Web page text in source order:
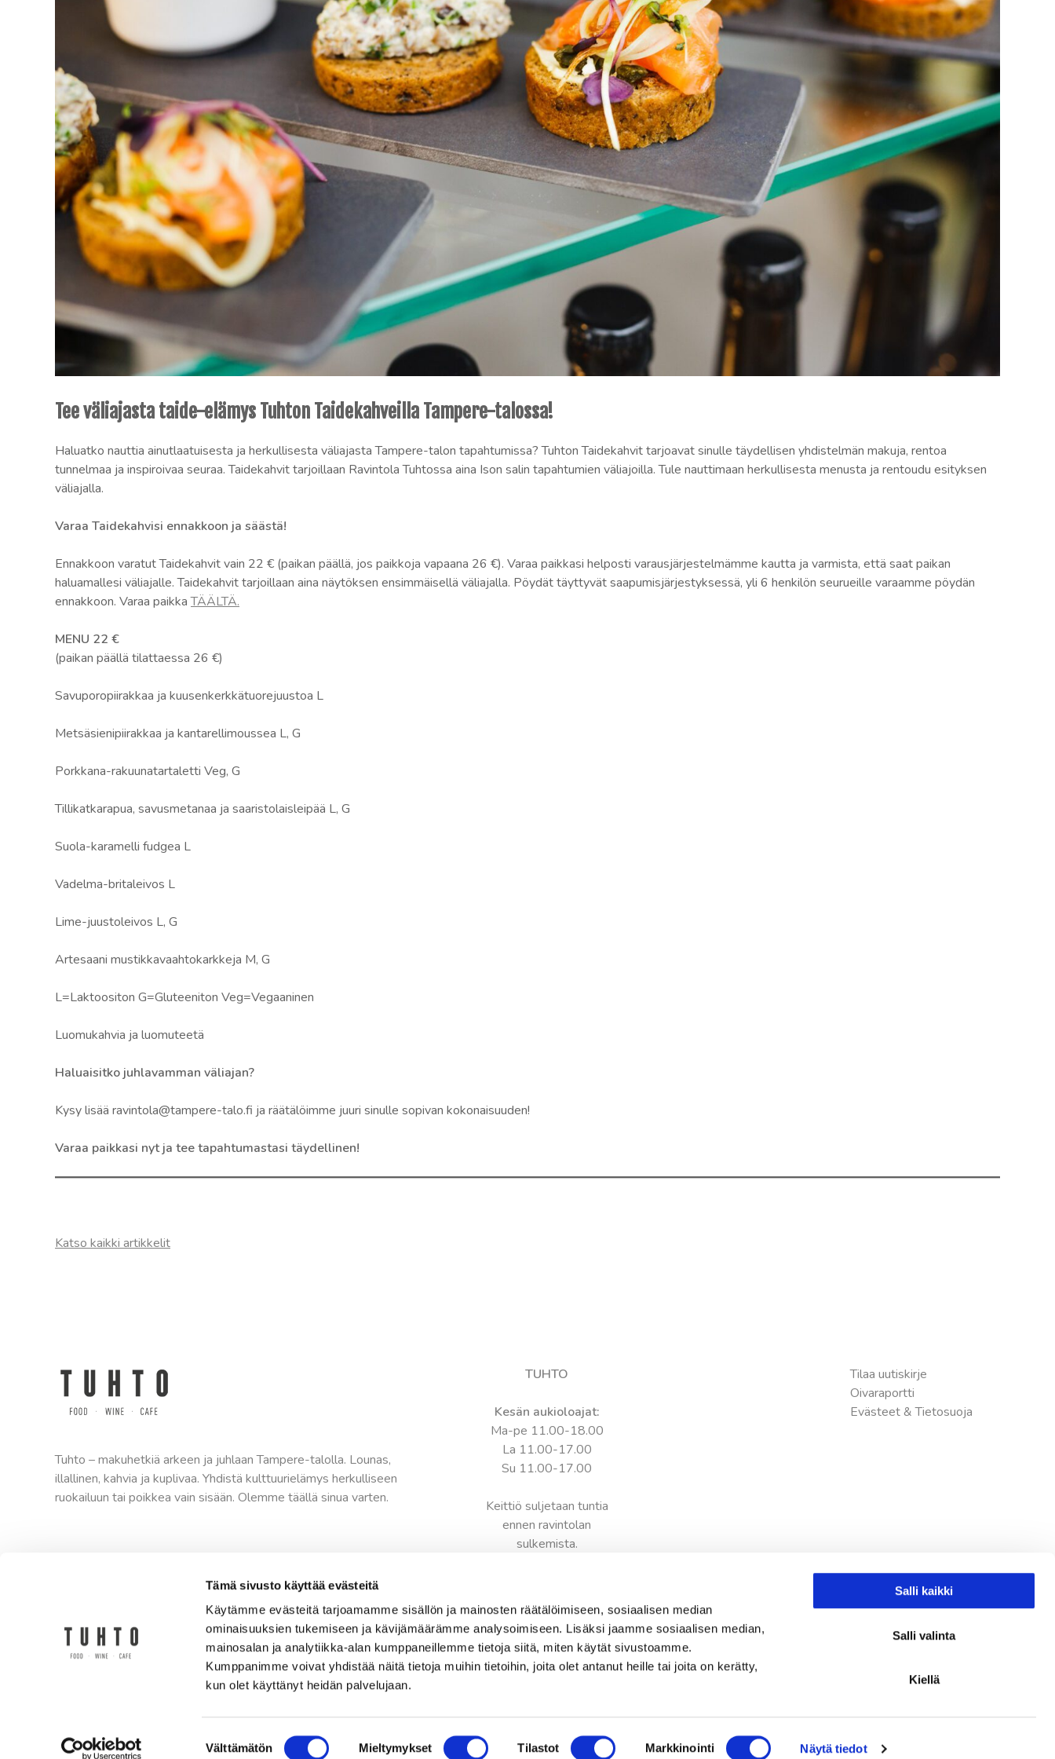
Tämä sivusto käyttää evästeitä
Käytämme evästeitä tarjoamamme sisällön ja mainosten räätälöimiseen, sosiaalisen median
ominaisuuksien tukemiseen ja kävijämäärämme analysoimiseen. Lisäksi jaamme sosiaalisen median,
mainosalan ja analytiikka-alan kumppaneillemme tietoja siitä, miten käytät sivustoamme.
Kumppanimme voivat yhdistää näitä tietoja muihin tietoihin, joita olet antanut heille tai joita on kerätty,
kun olet käyttänyt heidän palvelujaan.
Välttämätön Mieltymykset Tilastot Markkinointi Näytä tiedot
Salli kaikki
Salli valinta
Kiellä
Taidekahvit
Tuhtossa
Tee väliajasta taide-elämys Tuhton Taidekahveilla Tampere-talossa!
Haluatko nauttia ainutlaatuisesta ja herkullisesta väliajasta Tampere-talon tapahtumissa? Tuhton Taidekahvit tarjoavat sinulle täydellisen yhdistelmän makuja, rentoa
tunnelmaa ja inspiroivaa seuraa. Taidekahvit tarjoillaan Ravintola Tuhtossa aina Ison salin tapahtumien väliajoilla. Tule nauttimaan herkullisesta menusta ja rentoudu esityksen
väliajalla.
Varaa Taidekahvisi ennakkoon ja säästä!
Ennakkoon varatut Taidekahvit vain 22 € (paikan päällä, jos paikkoja vapaana 26 €). Varaa paikkasi helposti varausjärjestelmämme kautta ja varmista, että saat paikan
haluamallesi väliajalle. Taidekahvit tarjoillaan aina näytöksen ensimmäisellä väliajalla. Pöydät täyttyvät saapumisjärjestyksessä, yli 6 henkilön seurueille varaamme pöydän
ennakkoon. Varaa paikkaTÄÄLTÄ.
MENU 22 €
(paikan päällä tilattaessa 26 €)
Savuporopiirakkaa ja kuusenkerkkätuorejuustoa L
Metsäsienipiirakkaa ja kantarellimoussea L, G
Porkkana-rakuunatartaletti Veg, G
Tillikatkarapua, savusmetanaa ja saaristolaisleipää L, G
Suola-karamelli fudgea L
Vadelma-britaleivos L
Lime-juustoleivos L, G
Artesaani mustikkavaahtokarkkeja M, G
L=Laktoositon G=Gluteeniton Veg=Vegaaninen
Luomukahvia ja luomuteetä
Haluaisitko juhlavamman väliajan?
Kysy lisää ravintola@tampere-talo.fi ja räätälöimme juuri sinulle sopivan kokonaisuuden!
Varaa paikkasi nyt ja tee tapahtumastasi täydellinen!
Katso kaikki artikkelit
Tuhto – makuhetkiä arkeen ja juhlaan Tampere-talolla. Lounas,
illallinen, kahvia ja kuplivaa. Yhdistä kulttuurielämys herkulliseen
ruokailuun tai poikkea vain sisään. Olemme täällä sinua varten.
TUHTO
Kesän aukioloajat:
Ma-pe 11.00-18.00
La 11.00-17.00
Su 11.00-17.00
Keittiö suljetaan tuntia
ennen ravintolan
sulkemista.
Yliopistokatu 55
33100 Tampere
Ravintolan sali:
+358 50 331 93 15
Tilaa uutiskirje
Oivaraportti
Evästeet & Tietosuoja
Instagram
Facebook